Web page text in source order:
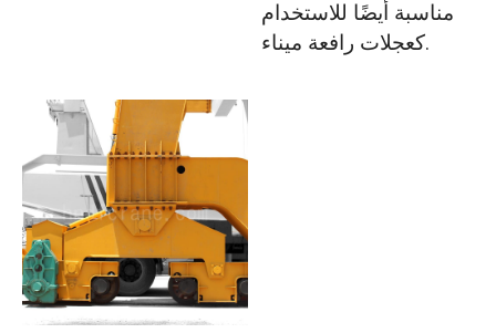
مناسبة أيضًا للاستخدام
كعجلات رافعة ميناء.